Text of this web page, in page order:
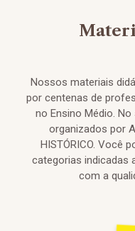
Nossos materiais
por centenas de
no Ensino Médio. No
organizados por
HISTÓRICO. Você
categorias indicadas
com a